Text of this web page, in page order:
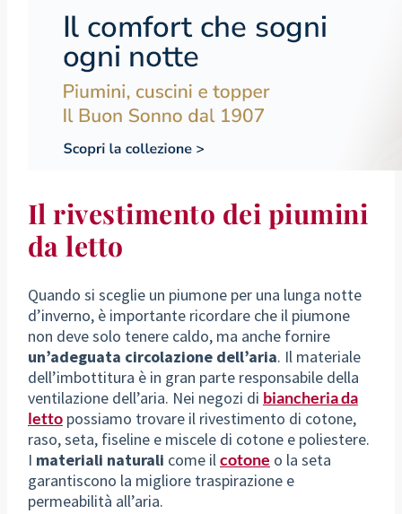
Il rivestimento dei piumini
da letto
Quando si sceglie un piumone per una lunga notte
d’inverno, è importante ricordare che il piumone
non deve solo tenere caldo, ma anche fornire
un’adeguata circolazione dell’aria. Il materiale
dell’imbottitura è in gran parte responsabile della
ventilazione dell’aria. Nei negozi di biancheria da
lettopossiamo trovare il rivestimento di cotone,
raso, seta, fiseline e miscele di cotone e poliestere.
I materiali naturali come ilcotone o la seta
garantiscono la migliore traspirazione e
permeabilità all’aria.